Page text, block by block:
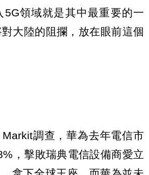
5G領域就是其中最重要的一
大陸的阻攔，放在眼前這個
調查，華為去年電信市
，擊敗瑞典電信設備商愛立